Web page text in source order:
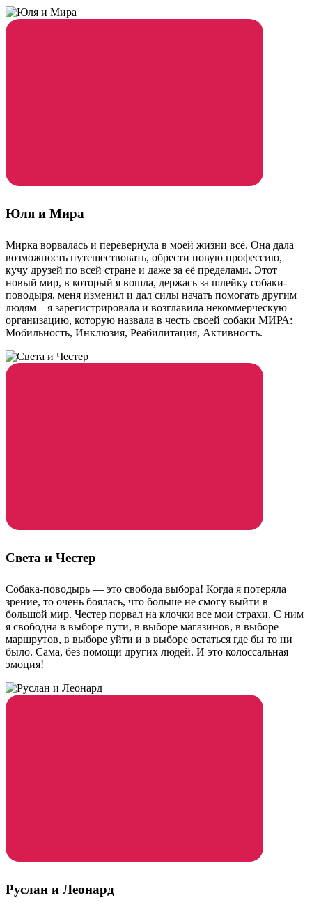
Юля и Мира
Мирка ворвалась и перевернула в моей жизни всё. Она дала
возможность путешествовать, обрести новую профессию,
кучу друзей по всей стране и даже за её пределами. Этот
новый мир, в который я вошла, держась за шлейку собаки-
поводыря, меня изменил и дал силы начать помогать другим
людям – я зарегистрировала и возглавила некоммерческую
организацию, которую назвала в честь своей собаки МИРА:
Мобильность, Инклюзия, Реабилитация, Активность.
Света и Честер
Собака-поводырь — это свобода выбора! Когда я потеряла
зрение, то очень боялась, что больше не смогу выйти в
большой мир. Честер порвал на клочки все мои страхи. С ним
я свободна в выборе пути, в выборе магазинов, в выборе
маршрутов, в выборе уйти и в выборе остаться где бы то ни
было. Сама, без помощи других людей. И это колоссальная
эмоция!
Руслан и Леонард